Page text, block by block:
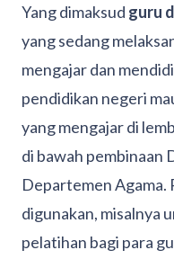
Yang dimaksud guru
yang sedang
mengajar dan
pendidikan negeri
yang mengajar di
di bawah pembinaan
Departemen Agama.
digunakan, misalnya
pelatihan bagi para